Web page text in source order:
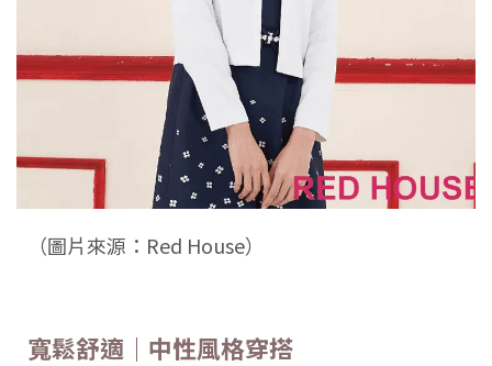
（圖片來源：Red House）
寬鬆舒適｜中性風格穿搭